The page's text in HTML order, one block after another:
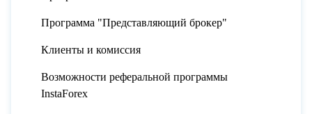
Программа "Представляющий брокер"
Клиенты и комиссия
Возможности реферальной программы
InstaForex